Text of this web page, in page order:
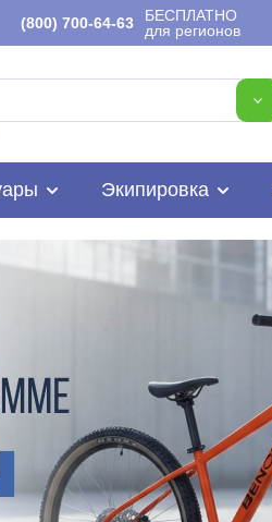
(800) 700-64-63
БЕСПЛАТНО
для регионов
Экипировка